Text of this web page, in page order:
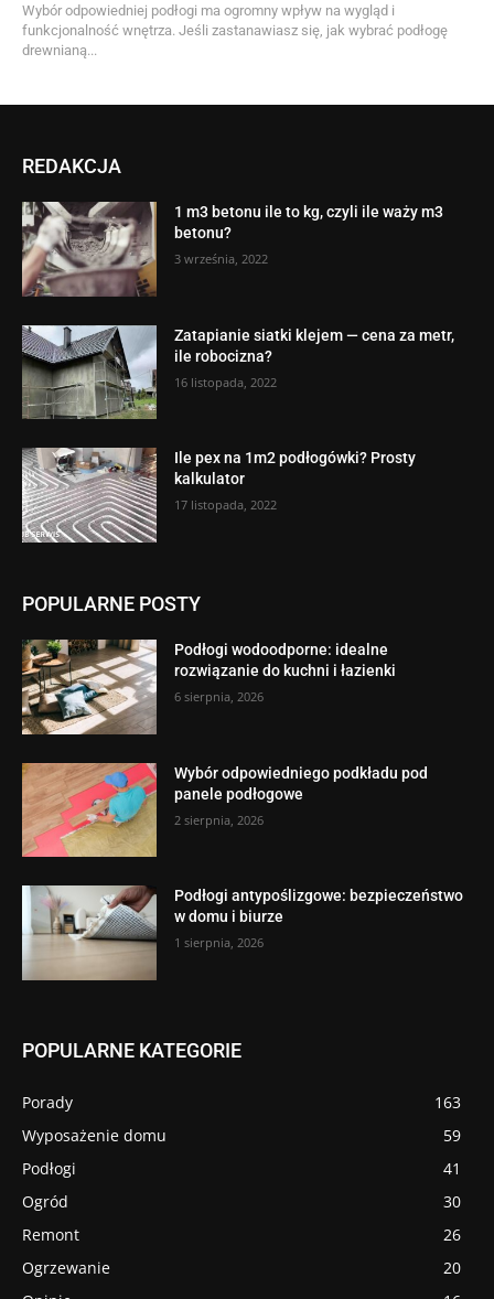
Wybór odpowiedniej podłogi ma ogromny wpływ na wygląd i
funkcjonalność wnętrza. Jeśli zastanawiasz się, jak wybrać podłogę
drewnianą...
REDAKCJA
1 m3 betonu ile to kg, czyli ile waży m3
betonu?
3 września, 2022
Zatapianie siatki klejem — cena za metr,
ile robocizna?
16 listopada, 2022
Ile pex na 1m2 podłogówki? Prosty
kalkulator
17 listopada, 2022
POPULARNE POSTY
Podłogi wodoodporne: idealne
rozwiązanie do kuchni i łazienki
6 sierpnia, 2026
Wybór odpowiedniego podkładu pod
panele podłogowe
2 sierpnia, 2026
Podłogi antypoślizgowe: bezpieczeństwo
w domu i biurze
1 sierpnia, 2026
POPULARNE KATEGORIE
Porady
163
Wyposażenie domu
59
Podłogi
41
Ogród
30
Remont
26
Ogrzewanie
20